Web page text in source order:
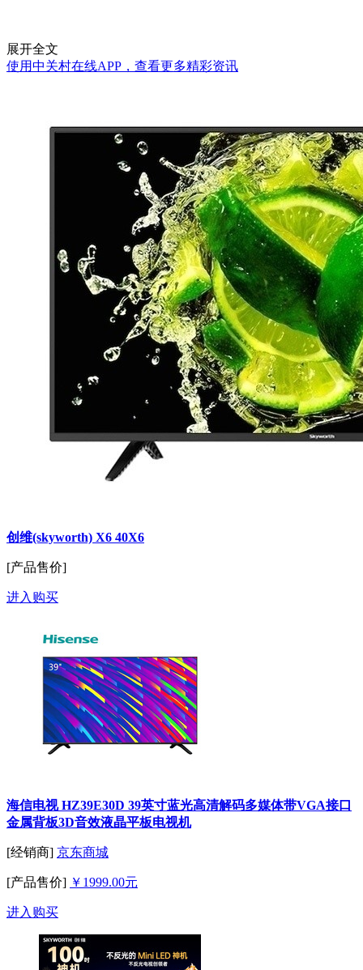
展开全文
使用中关村在线APP，查看更多精彩资讯
创维(skyworth) X6 40X6
[产品售价]
进入购买
海信电视 HZ39E30D 39英寸蓝光高清解码多媒体带VGA接口
金属背板3D音效液晶平板电视机
[经销商] 京东商城
[产品售价] ￥1999.00元
进入购买